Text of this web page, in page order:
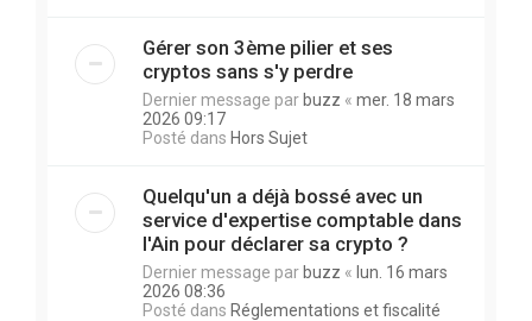
Gérer son 3ème pilier et ses
cryptos sans s'y perdre
Dernier message parbuzz « mer. 18 mars
2026 09:17
Posté dans Hors Sujet
Quelqu'un a déjà bossé avec un
service d'expertise comptable dans
l'Ain pour déclarer sa crypto ?
Dernier message parbuzz « lun. 16 mars
2026 08:36
Posté dans Réglementations et fiscalité